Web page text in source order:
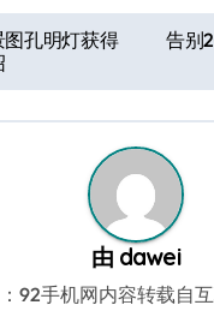
孔明灯获得
告别
由 dawei
：92手机网内容转载自